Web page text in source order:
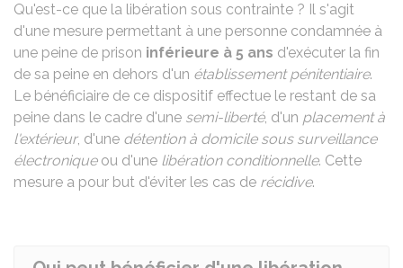
Qu'est-ce que la libération sous contrainte ? Il s'agit
d'une mesure permettant à une personne condamnée à
une peine de prison inférieure à 5 ans d'exécuter la fin
de sa peine en dehors d'un établissement pénitentiaire.
Le bénéficiaire de ce dispositif effectue le restant de sa
peine dans le cadre d'une semi-liberté, d'un placement à
l'extérieur, d'une détention à domicile sous surveillance
électroniqueou d'une libération conditionnelle. Cette
mesure a pour but d'éviter les cas de récidive.